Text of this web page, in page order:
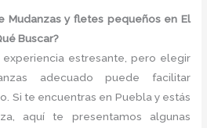
Mudanzas y fletes pequeños en El
Buscar?
estresante, pero elegir
adecuado puede facilitar
Si te encuentras en Puebla y estás
aquí te presentamos algunas